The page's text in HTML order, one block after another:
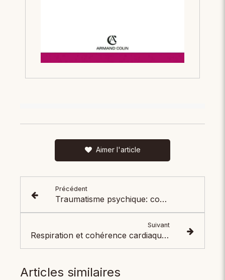
Aimer l'article
Précédent
Traumatisme psychique: comprendre et soigner les blessures invisibles
Suivant
Respiration et cohérence cardiaque : guide et bienfaits essentiels
Articles similaires